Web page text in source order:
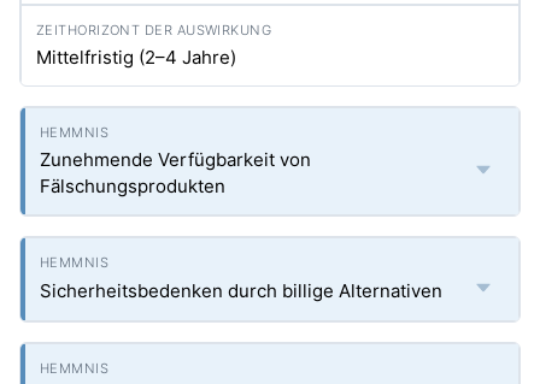
Mittelfristig (2–4 Jahre)
Zunehmende Verfügbarkeit von
Fälschungsprodukten
Sicherheitsbedenken durch billige Alternativen